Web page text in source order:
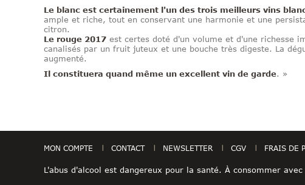
Le blanc est certainement l'un des trois meilleurs vins
ample et riche, tout en conservant une harmonie et une
citron.
Le rouge 2017 est certes doté d'un volume et d'une richesse
canalisés par un fruit juteux et une bouche très digeste. La
augmenté.
Il constituera quand même un excellent vin de garde. »
MON COMPTE CONTACT NEWSLETTER CGV FRAIS DE
L'abus d'alcool est dangereux pour la santé. À consommer